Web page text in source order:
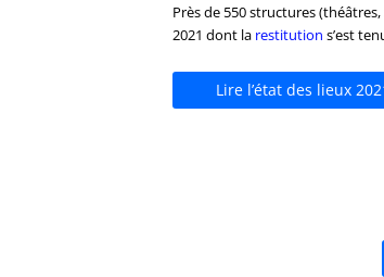
Près de 550 structures
2021 dont la restitution s’est
Lire l’état des lieux